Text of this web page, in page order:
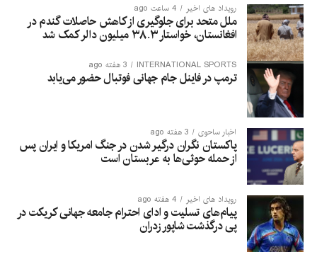
رویداد های اخیر 4 ساعت ago
ملل متحد برای جلوگیری از کاهش حاصلات گندم در
افغانستان، خواستار ۳۸.۳ میلیون دالر کمک شد
INTERNATIONAL SPORTS 3 هفته ago
ترمپ در فاینل جام جهانی فوتبال حضور می‌یابد
اخبار ساحوی 3 هفته ago
پاکستان نگران درگیر شدن در جنگ امریکا و ایران پس
از حمله حوثی‌ها به عربستان است
رویداد های اخیر 4 هفته ago
پیام‌های تسلیت و ادای احترام جامعه جهانی کریکت در
پی درگذشت شاپور زدران